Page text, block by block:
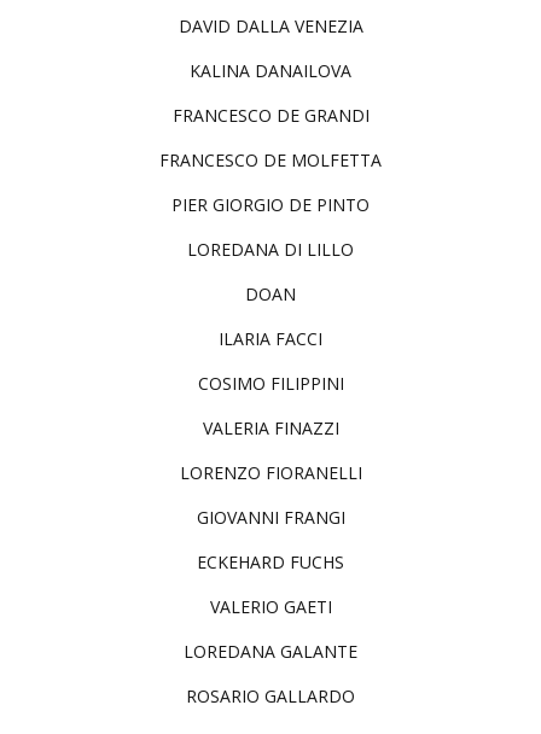
DAVID DALLA VENEZIA
KALINA DANAILOVA
FRANCESCO DE GRANDI
FRANCESCO DE MOLFETTA
PIER GIORGIO DE PINTO
LOREDANA DI LILLO
DOAN
ILARIA FACCI
COSIMO FILIPPINI
VALERIA FINAZZI
LORENZO FIORANELLI
GIOVANNI FRANGI
ECKEHARD FUCHS
VALERIO GAETI
LOREDANA GALANTE
ROSARIO GALLARDO